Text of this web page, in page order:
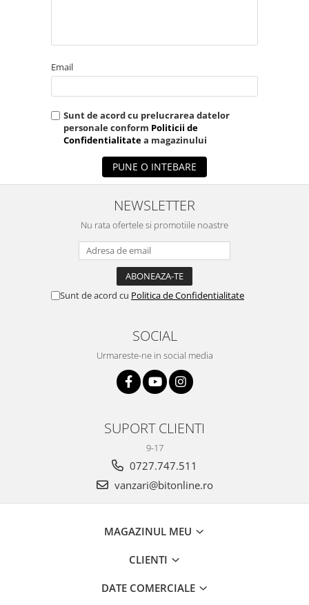
Email
Sunt de acord cu prelucrarea datelor
personale conform Politicii de
Confidentialitatea magazinului
PUNE O INTEBARE
NEWSLETTER
Nu rata ofertele si promotiile noastre
Sunt de acord cu Politica de Confidentialitate
SOCIAL
Urmareste-ne in social media
SUPORT CLIENTI
9-17
0727.747.511
vanzari@bitonline.ro
MAGAZINUL MEU
CLIENTI
DATE COMERCIALE